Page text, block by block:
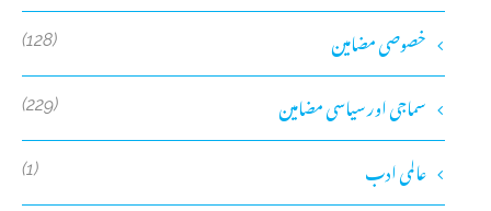
خصوصی مضامین (128)
سماجی اور سیاسی مضامین (229)
عالمی ادب (1)